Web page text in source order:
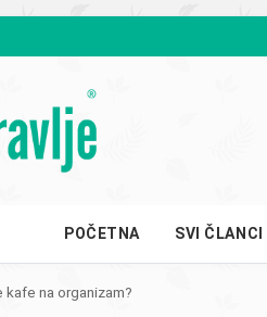
POČETNA SVI ČLANCI
na organizam?